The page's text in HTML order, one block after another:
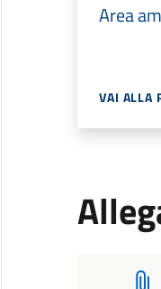
Area
VAI ALLA